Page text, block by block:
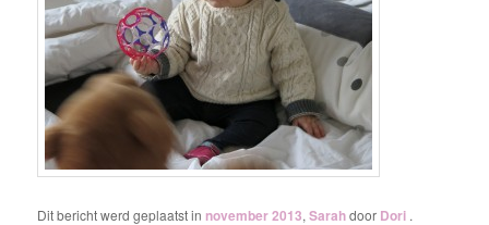
Dit bericht werd geplaatst in november 2013,Sarahdoor Dori .